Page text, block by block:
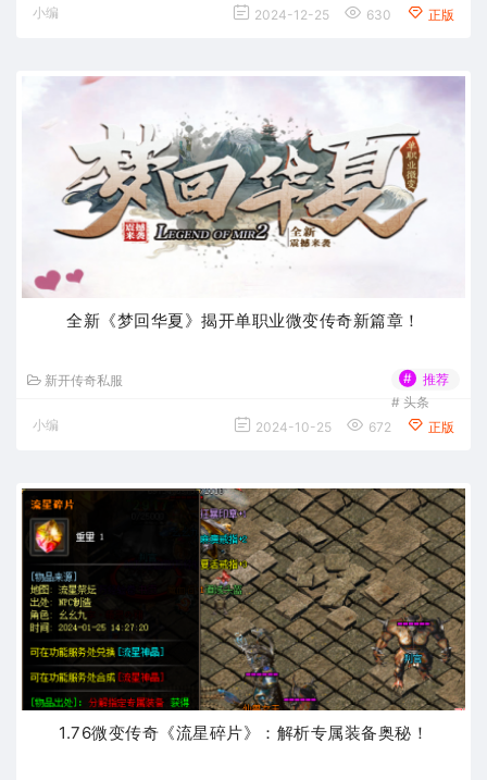
小编
2024-12-25 630 正版
全新《梦回华夏》揭开单职业微变传奇新篇章！
新开传奇私服 #
推荐
# 头条
小编
2024-10-25 672 正版
1.76微变传奇《流星碎片》：解析专属装备奥秘！